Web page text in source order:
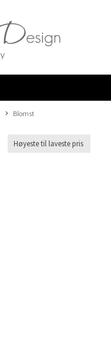
Blomst